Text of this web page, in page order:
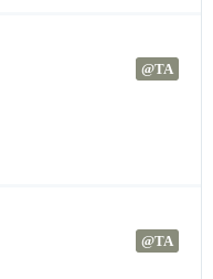
@TA
@TA